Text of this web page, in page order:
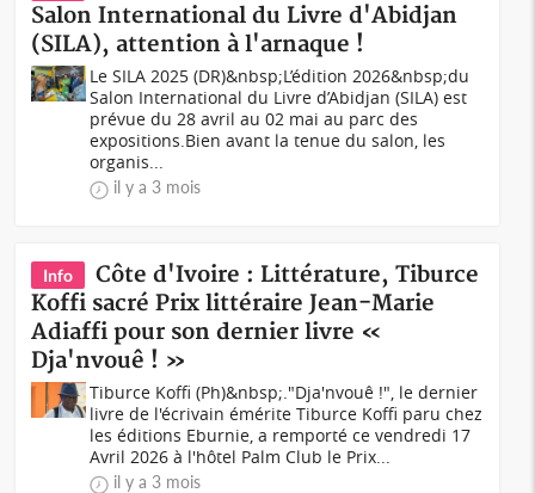
Salon International du Livre d'Abidjan
(SILA), attention à l'arnaque !
Le SILA 2025 (DR)&nbsp;L’édition 2026&nbsp;du
Salon International du Livre d’Abidjan (SILA) est
prévue du 28 avril au 02 mai au parc des
expositions.Bien avant la tenue du salon, les
organis...
il y a 3 mois
Info
Côte d'Ivoire : Littérature, Tiburce
Koffi sacré Prix littéraire Jean-Marie
Adiaffi pour son dernier livre «
Dja'nvouê ! »
Tiburce Koffi (Ph)&nbsp;."Dja'nvouê !", le dernier
livre de l'écrivain émérite Tiburce Koffi paru chez
les éditions Eburnie, a remporté ce vendredi 17
Avril 2026 à l'hôtel Palm Club le Prix...
il y a 3 mois